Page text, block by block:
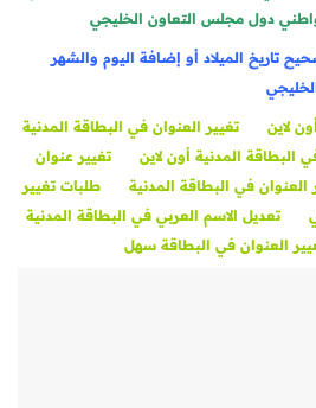
دول مجلس التعاون الخليجي
تاريخ الميلاد أو إضافة اليوم والشهر
لاين
تغيير العنوان في البطاقة المدنية
البطاقة المدنية أون لاين
تغيير عنوان
العنوان في البطاقة المدنية
طلبات تغيير
تعديل الاسم العربي في البطاقة المدنية
العنوان في البطاقة سهل